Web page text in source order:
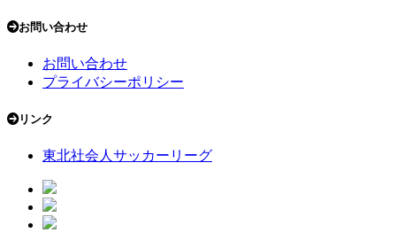
お問い合わせ
お問い合わせ
プライバシーポリシー
リンク
東北社会人サッカーリーグ